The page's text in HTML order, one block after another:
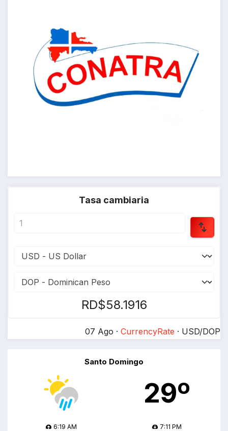
Tasa cambiaria
RD$58.1916
07 Ago · CurrencyRate · USD/DOP
Santo Domingo
29º
6:19 AM 7:11 PM